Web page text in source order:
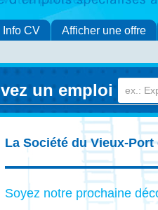
Info CV Afficher une offre
un emploi
La Société du Vieux-Port
Soyez notre prochaine